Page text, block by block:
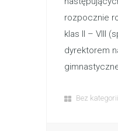
rozpocznie
klas II – VIII
dyrektorem
Bez kategorii